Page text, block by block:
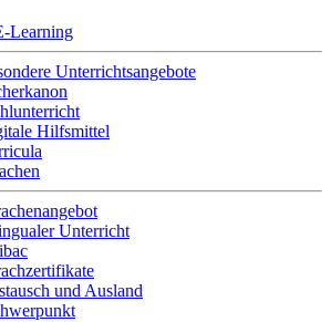
Learning
Unterrichtsangebote
Hilfsmittel
Unterricht
und Ausland